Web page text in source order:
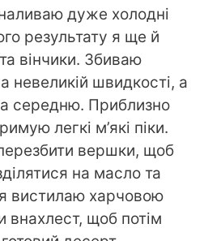
дуже холодні
результату я ще й
вінчики. Збиваю
невеликій швидкості, а
середню. Приблизно
легкі м’які піки.
вершки, щоб
на масло та
вистилаю харчовою
внахлест, щоб потім